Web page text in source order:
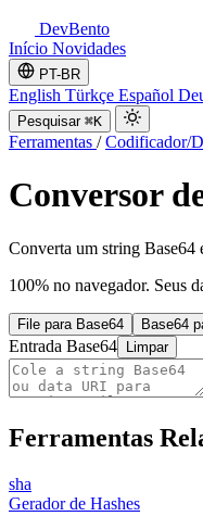
DevBento
Início Novidades
PT-BR
English Türkçe Español
Pesquisar ⌘K
Ferramentas / Codificador/
Conversor
Converta um string Base64
100% no navegador. Seus
File para Base64 Base64
Entrada Base64 Limpar
Ferramentas
sha
Gerador de Hashes